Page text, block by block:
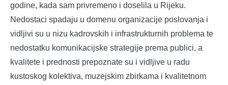
godine, kada sam privremeno i doselila u Rijeku.
Nedostaci spadaju u domenu organizacije poslovanja i
vidljivi su u nizu kadrovskih i infrastrukturnih problema te
nedostatku komunikacijske strategije prema publici, a
kvalitete i prednosti prepoznate su i vidljive u radu
kustoskog kolektiva, muzejskim zbirkama i kvalitetnom